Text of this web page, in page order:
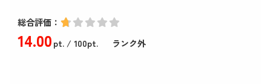
総合評価：
14.00pt./ 100pt. ランク外